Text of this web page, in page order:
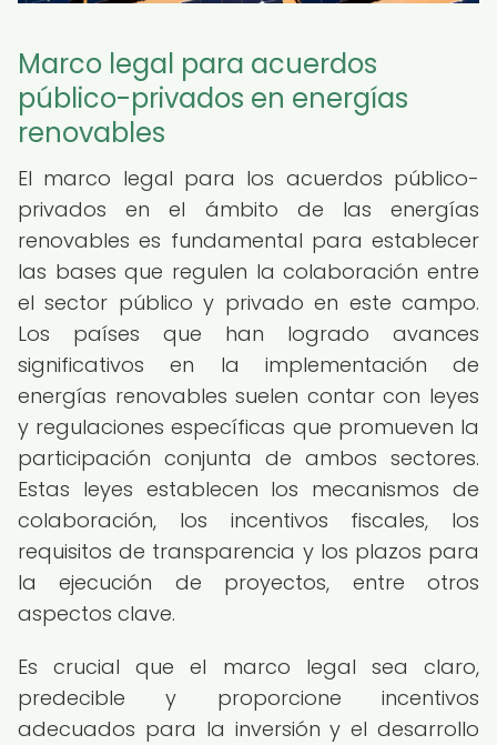
Marco legal para acuerdos
público-privados en energías
renovables
El marco legal para los acuerdos público-
privados en el ámbito de las energías
renovables es fundamental para establecer
las bases que regulen la colaboración entre
el sector público y privado en este campo.
Los países que han logrado avances
significativos en la implementación de
energías renovables suelen contar con leyes
y regulaciones específicas que promueven la
participación conjunta de ambos sectores.
Estas leyes establecen los mecanismos de
colaboración, los incentivos fiscales, los
requisitos de transparencia y los plazos para
la ejecución de proyectos, entre otros
aspectos clave.
Es crucial que el marco legal sea claro,
predecible y proporcione incentivos
adecuados para la inversión y el desarrollo